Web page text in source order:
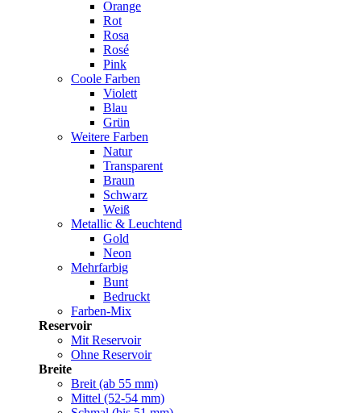
Orange
Rot
Rosa
Rosé
Pink
Coole Farben
Violett
Blau
Grün
Weitere Farben
Natur
Transparent
Braun
Schwarz
Weiß
Metallic & Leuchtend
Gold
Neon
Mehrfarbig
Bunt
Bedruckt
Farben-Mix
Reservoir
Mit Reservoir
Ohne Reservoir
Breite
Breit (ab 55 mm)
Mittel (52-54 mm)